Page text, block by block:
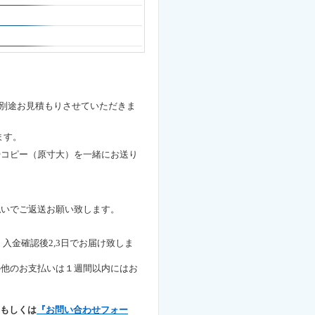
途お見積もりさせていただきま
。
ピー（原寸大）を一緒にお送り
でご返送お願い致します。
金確認後2,3日でお届け致しま
以内にはお
もしくは 『お問い合わせフォー